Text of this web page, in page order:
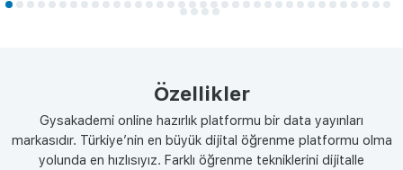
Özellikler
Gysakademi online hazırlık platformu bir data yayınları
markasıdır. Türkiye’nin en büyük dijital öğrenme platformu olma
yolunda en hızlısıyız. Farklı öğrenme tekniklerini dijitalle